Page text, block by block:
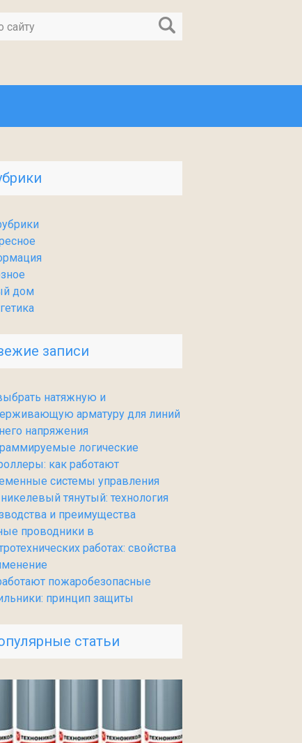
дом
записи
натяжную и
арматуру для линий
напряжения
логические
как работают
системы управления
тянутый: технология
и преимущества
проводники в
работах: свойства
пожаробезопасные
принцип защиты
статьи